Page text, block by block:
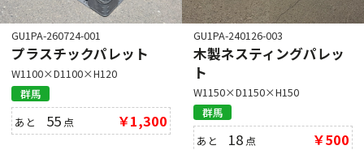
GU1PA-260724-001
プラスチックパレット
W1100×D1100×H120
群馬
あと 55 点 ￥1,300
GU1PA-240126-003
木製ネスティングパレッ
ト
W1150×D1150×H150
群馬
あと 18 点 ￥500